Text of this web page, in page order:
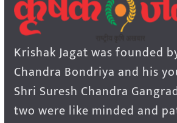
Krishak Jagat was founded
Chandra Bondriya and his
Shri Suresh Chandra
two were like minded and